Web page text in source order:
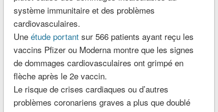
système immunitaire et des problèmes
cardiovasculaires.
Une étude portantsur 566 patients ayant reçu les
vaccins Pfizer ou Moderna montre que les signes
de dommages cardiovasculaires ont grimpé en
flèche après le 2e vaccin.
Le risque de crises cardiaques ou d’autres
problèmes coronariens graves a plus que doublé